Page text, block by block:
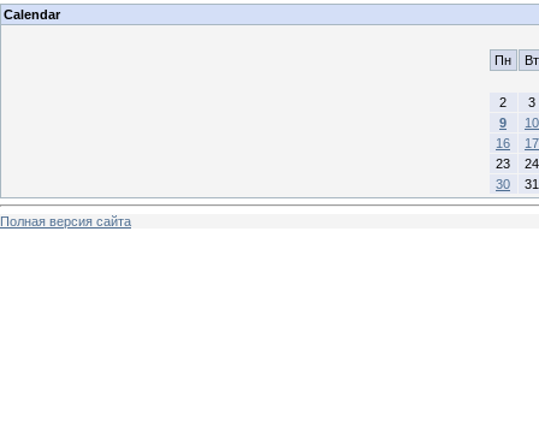
Calendar
Пн Вт
2
3
9
10
16
17
23
24
30
31
Полная версия сайта